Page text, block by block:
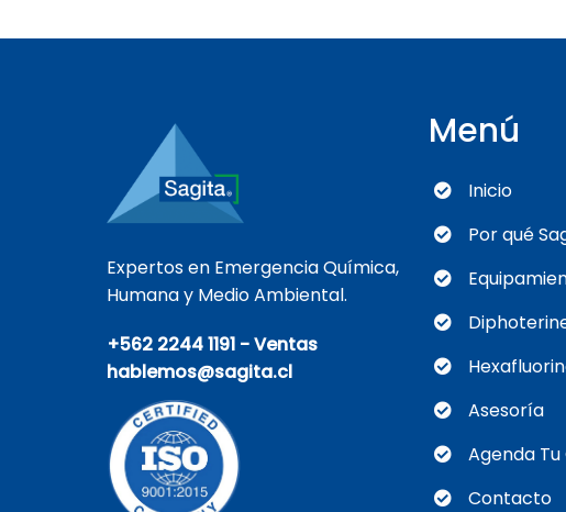
Expertos en Emergencia Química,
Humana y Medio Ambiental.
+562 2244 1191 - Ventas
hablemos@sagita.cl
Menú
Inicio
Por qué
Asesoría
Agenda
Contacto